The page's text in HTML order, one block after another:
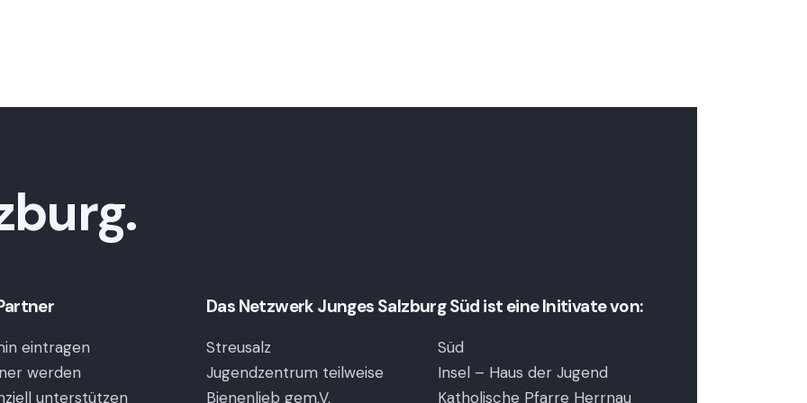
eintragen
werden
unterstützen
Das Netzwerk Junges Salzburg Süd ist eine Initivate von:
Streusalz
Jugendzentrum teilweise
Bienenlieb gem.V.
Süd
Insel – Haus der Jugend
Katholische Pfarre Herrnau